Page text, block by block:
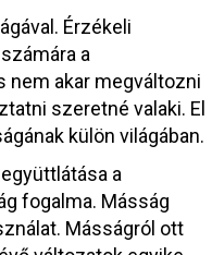
Érzékeli
a
nem akar megváltozni
szeretné valaki. El
külön világában.
a
fogalma. Másság
Másságról ott